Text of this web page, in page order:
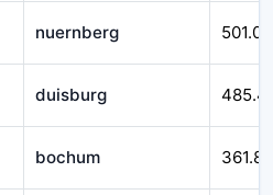
nuernberg
duisburg
bochum